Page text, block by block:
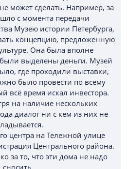
может сделать. Например, за
с момента передачи
Музею истории Петербурга,
концепцию, предложенную
Она была вполне
выделены деньги. Музей
где проходили выставки,
было провести по всему
всё время искал инвестора.
на наличие нескольких
диалог ни с кем из них не
центра на Тележной улице
Центрального района.
за то, что эти дома не надо
сносить.